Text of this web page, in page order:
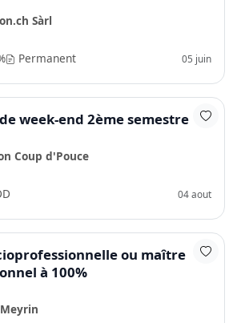
Sàrl
Permanent 05 juin
week-end 2ème semestre
Coup d'Pouce
04 aout
ou maître
à 100%